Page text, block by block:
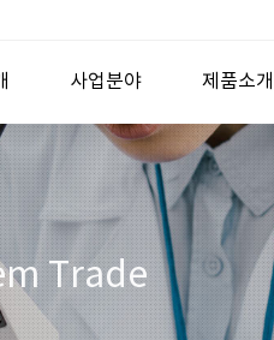
사업분야 제품소개
Trade